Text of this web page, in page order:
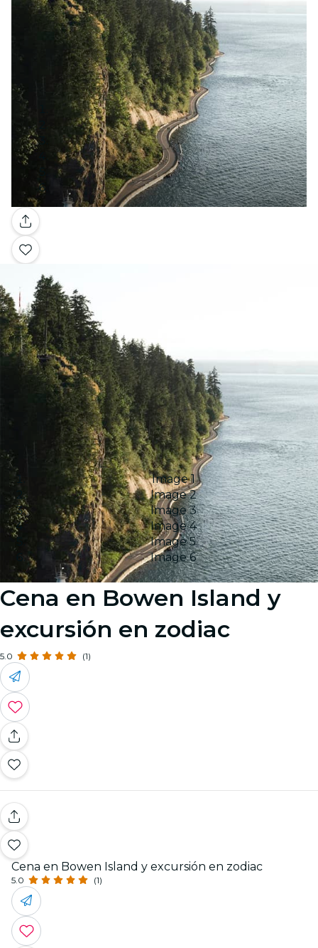
Galería
Image 1
Image 2
Image 3
Image 4
Image 5
Image 6
Cena en Bowen Island y
excursión en zodiac
5.0 (1)
Cena en Bowen Island y excursión en zodiac
5.0 (1)